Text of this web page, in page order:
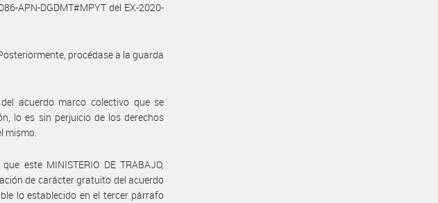
APN-DGDMT#MPYT del EX-2020-
procédase a la guarda
acuerdo marco colectivo que se
lo es sin perjuicio de los derechos
mismo.
este MINISTERIO DE TRABAJO,
de carácter gratuito del acuerdo
lo establecido en el tercer párrafo